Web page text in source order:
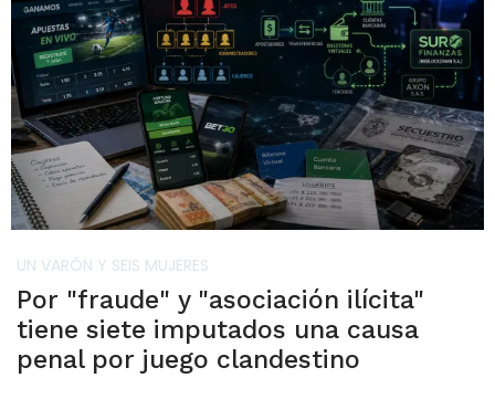
UN VARÓN Y SEIS MUJERES
Por "fraude" y "asociación ilícita"
tiene siete imputados una causa
penal por juego clandestino